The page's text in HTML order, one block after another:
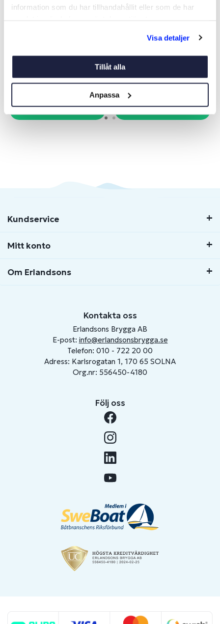
information som du har tillhandahållit eller som de har
Visa detaljer
Tillåt alla
Anpassa
Köp
BRYGGSTEGE KOMPOSIT
4-STEG GALVAD
2 095 kr
Köp
Kundservice
Mitt konto
Om Erlandsons
Kontakta oss
Erlandsons Brygga AB
E-post: info@erlandsonsbrygga.se
Telefon: 010 - 722 20 00
Adress: Karlsrogatan 1, 170 65 SOLNA
Org.nr: 556450-4180
Följ oss